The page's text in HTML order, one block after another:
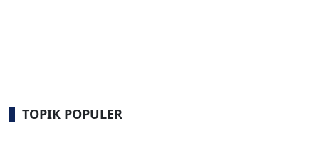
TOPIK POPULER